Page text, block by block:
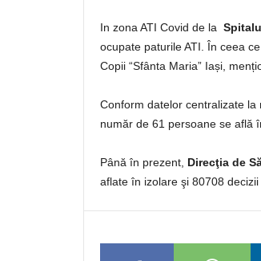
In zona ATI Covid de la
ocupate paturile ATI. În ceea
Copii “Sfânta Maria” Iași,
Conform datelor centralizate la
număr de 61 persoane se află
Până în prezent, Direcţia de
aflate în izolare şi 80708